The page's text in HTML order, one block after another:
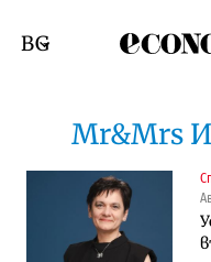
Смяна на език
Mr&Mrs